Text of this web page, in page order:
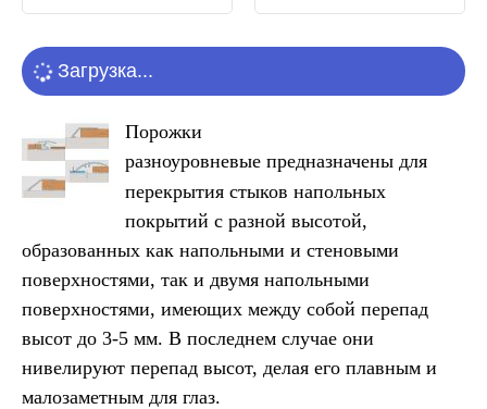
Загрузка...
Порожки
разноуровневые предназначены для
перекрытия стыков напольных
покрытий с разной высотой,
образованных как напольными и стеновыми
поверхностями, так и двумя напольными
поверхностями, имеющих между собой перепад
высот до 3-5 мм. В последнем случае они
нивелируют перепад высот, делая его плавным и
малозаметным для глаз.